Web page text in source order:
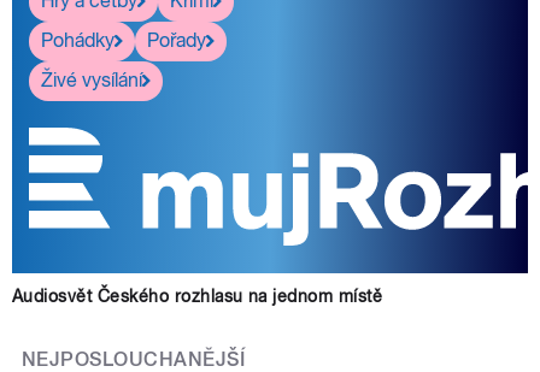
Pohádky
Pořady
Živé vysílání
Audiosvět Českého rozhlasu na jednom místě
NEJPOSLOUCHANĚJŠÍ